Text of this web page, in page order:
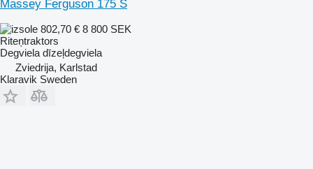
Massey Ferguson 175 S
802,70 € 8 800 SEK
Riteņtraktors
Degviela dīzeļdegviela
Zviedrija, Karlstad
Klaravik Sweden